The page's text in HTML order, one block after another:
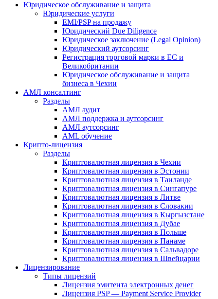
Юридическое обслуживание и защита
Юридические услуги
EMI/PSP на продажу
Юридический Due Diligence
Юридическое заключение (Legal Opinion)
Юридический аутсорсинг
Регистрация торговой марки в ЕС и
Великобритании
Юридическое обслуживание и защита
бизнеса в Чехии
АМЛ консалтинг
Разделы
АМЛ аудит
АМЛ поддержка и аутсорсинг
АМЛ аутсорсинг
AML обучение
Крипто-лицензия
Разделы
Криптовалютная лицензия в Чехии
Криптовалютная лицензия в Эстонии
Криптовалютная лицензия в Таиланде
Криптовалютная лицензия в Сингапуре
Криптовалютная лицензия в Литве
Криптовалютная лицензия в Словакии
Криптовалютная лицензия в Кыргызстане
Криптовалютная лицензия в Дубае
Криптовалютная лицензия в Польше
Криптовалютная лицензия в Панаме
Криптовалютная лицензия в Сальвадоре
Криптовалютная лицензия в Швейцарии
Лицензирование
Типы лицензий
Лицензия эмитента электронных денег
Лицензия PSP — Payment Service Provider